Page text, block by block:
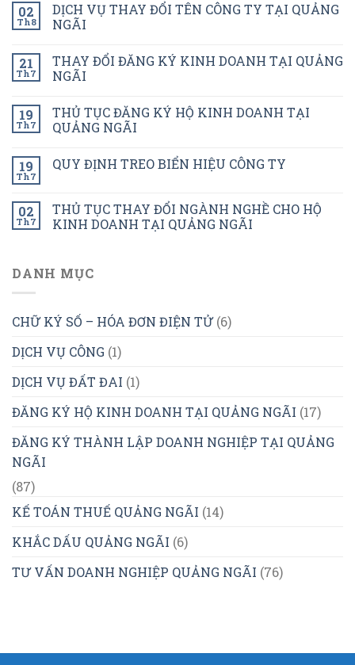
02
Th8
DỊCH VỤ THAY ĐỔI TÊN CÔNG TY TẠI QUẢNG
NGÃI
21
Th7
THAY ĐỔI ĐĂNG KÝ KINH DOANH TẠI QUẢNG
NGÃI
19
Th7
THỦ TỤC ĐĂNG KÝ HỘ KINH DOANH TẠI
QUẢNG NGÃI
19
Th7
QUY ĐỊNH TREO BIỂN HIỆU CÔNG TY
02
Th7
THỦ TỤC THAY ĐỔI NGÀNH NGHỀ CHO HỘ
KINH DOANH TẠI QUẢNG NGÃI
DANH MỤC
CHỮ KÝ SỐ – HÓA ĐƠN ĐIỆN TỬ(6)
DỊCH VỤ CÔNG (1)
DỊCH VỤ ĐẤT ĐAI (1)
ĐĂNG KÝ HỘ KINH DOANH TẠI QUẢNG NGÃI (17)
ĐĂNG KÝ THÀNH LẬP DOANH NGHIỆP TẠI QUẢNG
NGÃI
(87)
KẾ TOÁN THUẾ QUẢNG NGÃI (14)
KHẮC DẤU QUẢNG NGÃI (6)
TƯ VẤN DOANH NGHIỆP QUẢNG NGÃI (76)